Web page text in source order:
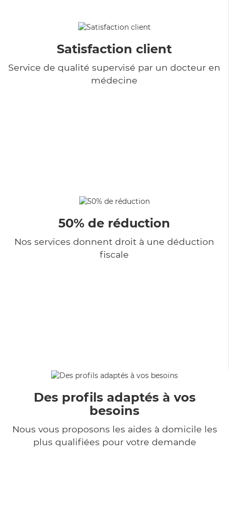
Satisfaction client
Service de qualité supervisé par un docteur en
médecine
50% de réduction
Nos services donnent droit à une déduction
fiscale
Des profils adaptés à vos
besoins
Nous vous proposons les aides à domicile les
plus qualifiées pour votre demande